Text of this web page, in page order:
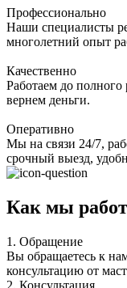
Профессионально
Наши специалисты
многолетний опыт
Качественно
Работаем до
вернем деньги.
Оперативно
Мы на связи 24/7,
срочный выезд,
Как мы
1. Обращение
Вы обращаетесь к
консультацию от
2. Консультация